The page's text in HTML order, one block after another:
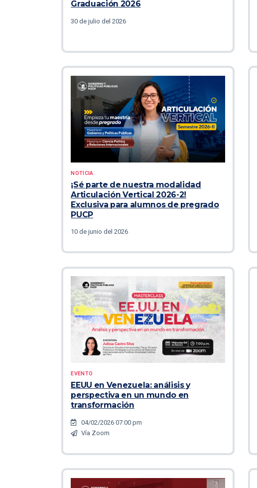
Graduación 2026
30 de julio del 2026
NOTICIA
¡Sé parte de nuestra modalidad
Articulación Vertical 2026-2!
Exclusiva para alumnos de pregrado
PUCP
10 de junio del 2026
EVENTO
EEUU en Venezuela: análisis y
perspectiva en un mundo en
transformación
04/02/2026 07:00 pm
Vía Zoom